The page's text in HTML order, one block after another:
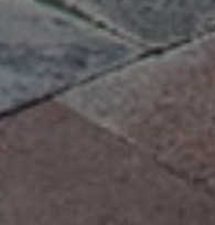
asunnossa meren
kaikenlaisille
päivän jälkeen tai